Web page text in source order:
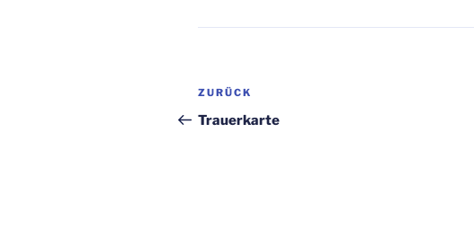
Beitragsnavigation
Vorheriger
Beitrag
ZURÜCK
Trauerkarte